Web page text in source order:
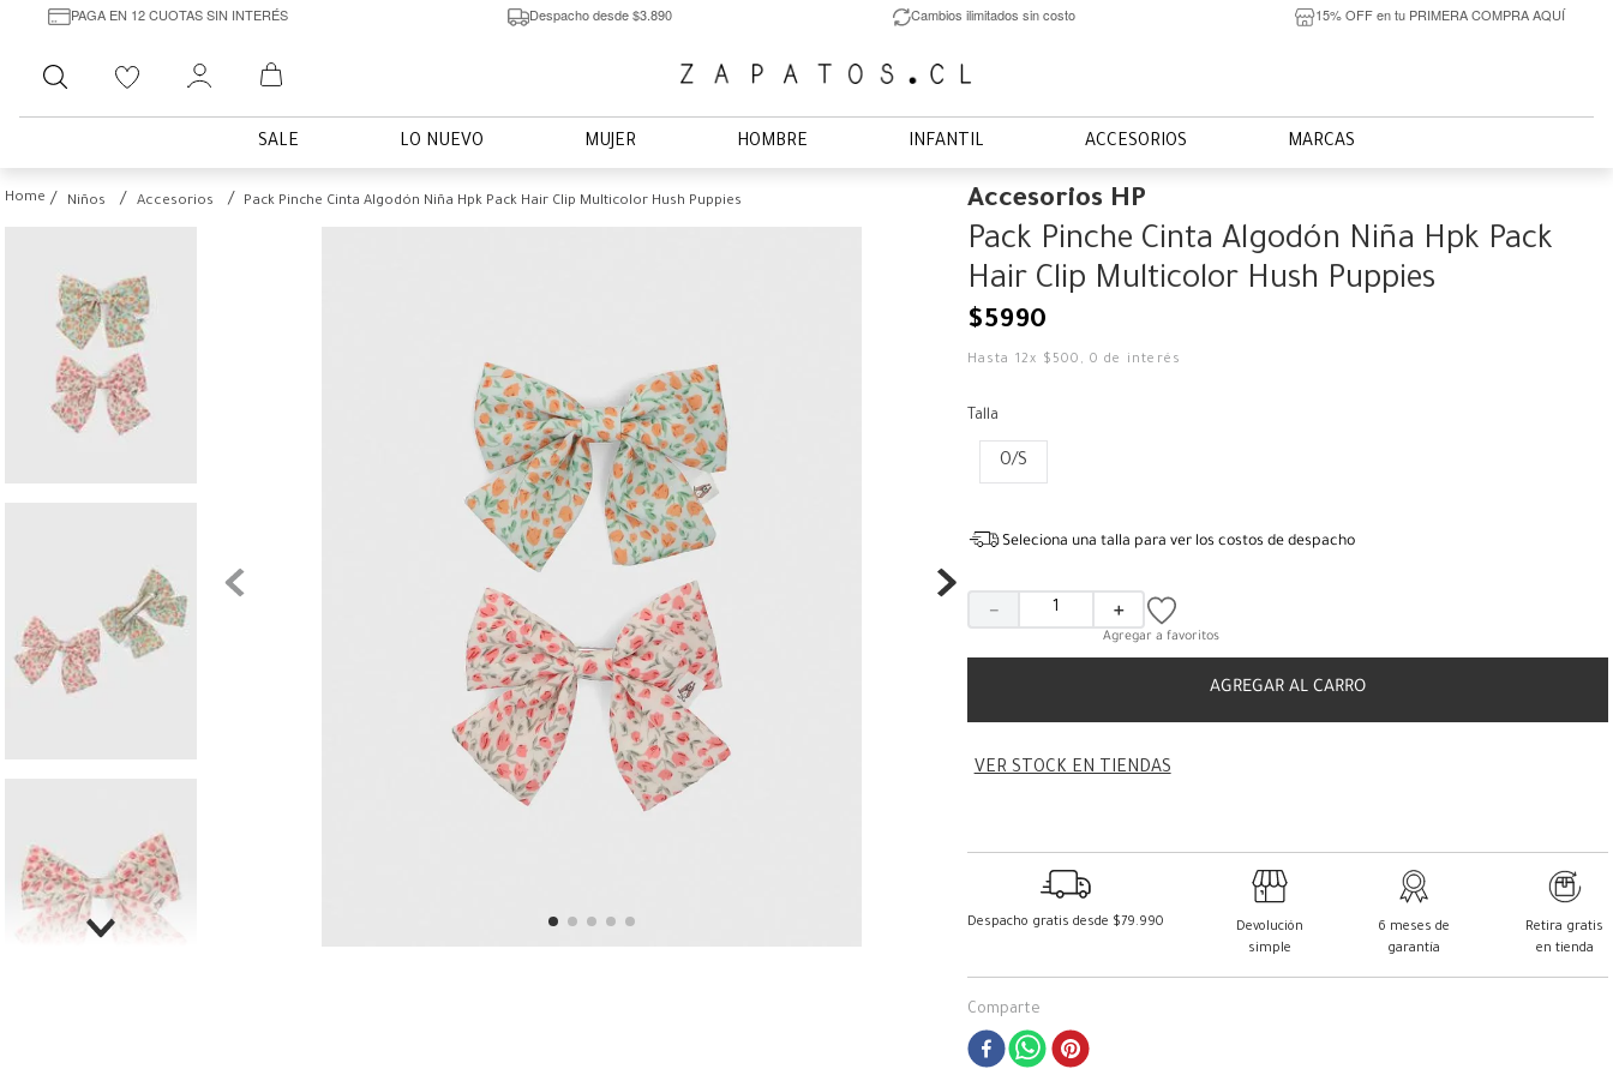
PAGA EN 12 CUOTAS SIN INTERÉS Despacho desde $3.890 Cambios ilimitados sin costo 15% OFF en tu PRIMERA COMPRA AQUÍ
Buscar
SALE LO NUEVO MUJER HOMBRE INFANTIL ACCESORIOS MARCAS
Niños Accesorios Pack Pinche Cinta Algodón Niña Hpk Pack Hair Clip Multicolor Hush Puppies Accesorios HP
Pack Pinche Cinta Algodón Niña Hpk Pack
Hair Clip Multicolor Hush Puppies
$5990
Hasta 12x $ 500 , 0 de interés
Talla
O/S
Seleciona una talla para ver los costos de despacho
＋
－
AGREGAR AL CARRO
VER STOCK EN TIENDAS
Despacho gratis desde $79.990
Devolución
simple
6 meses de
garantía
Retira gratis
en tienda
Comparte